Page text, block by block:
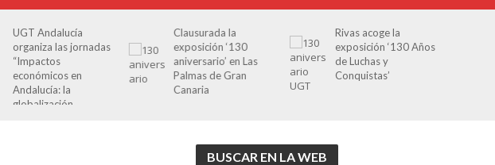
UGT Andalucía
organiza las jornadas
“Impactos
económicos en
Andalucía: la
globalización
Clausurada la
exposición ‘130
aniversario’ en Las
Palmas de Gran
Canaria
Rivas acoge la
exposición ‘130 Años
de Luchas y
Conquistas’
BUSCAR EN LA WEB